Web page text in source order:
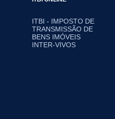
ITBI - IMPOSTO DE
TRANSMISSÃO DE
BENS IMÓVEIS
INTER-VIVOS